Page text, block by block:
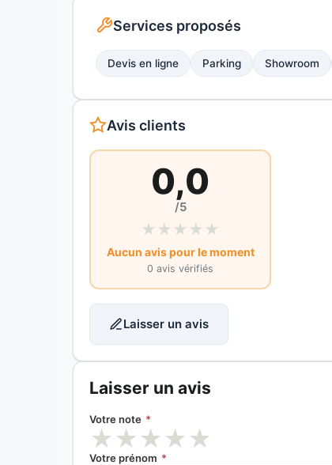
Services proposés
Devis en ligne Parking Showroom
Avis clients
0,0
/5
★ ★ ★ ★ ★
Aucun avis pour le moment
0 avis vérifiés
Laisser un avis
Laisser un avis
Votre note *
★★★★★
Votre prénom *